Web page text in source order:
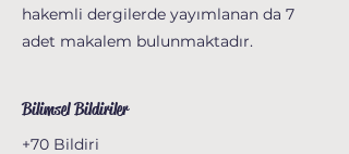
hakemli dergilerde yayımlanan da 7
adet makalem bulunmaktadır.
Bilimsel Bildiriler
+70 Bildiri